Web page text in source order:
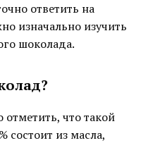
ответить на
изначально изучить
шоколада.
что такой
состоит из масла,